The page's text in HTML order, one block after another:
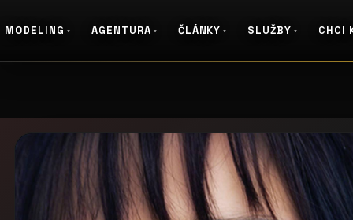
MODELING AGENTURA ČLÁNKY SLUŽBY CHCI